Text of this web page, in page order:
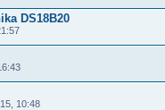
DS18B20
10:48